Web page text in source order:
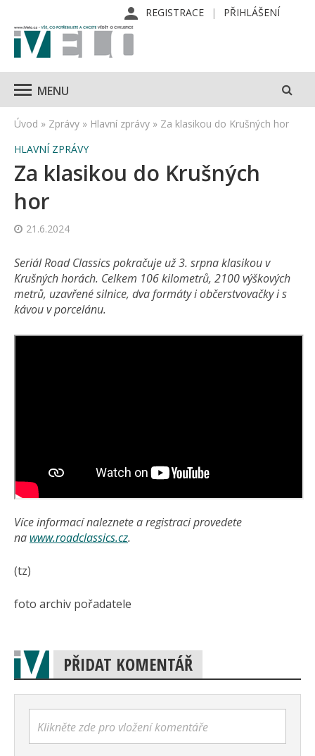
REGISTRACE PŘIHLÁŠENÍ
MENU
Úvod » Zprávy » Hlavní zprávy » Za klasikou do Krušných hor
HLAVNÍ ZPRÁVY
Za klasikou do Krušných
hor
21.6.2024
Seriál Road Classics pokračuje už 3. srpna klasikou v
Krušných horách. Celkem 106 kilometrů, 2100 výškových
metrů, uzavřené silnice, dva formáty i občerstvovačky i s
kávou v porcelánu.
Více informací naleznete a registraci provedete
na www.roadclassics.cz.
(tz)
foto archiv pořadatele
PŘIDAT KOMENTÁŘ
Klikněte zde pro vložení komentáře